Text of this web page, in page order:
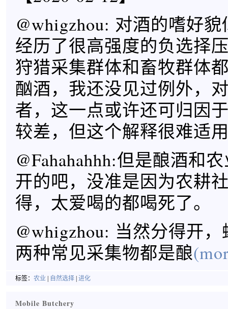
@whigzhou: 对酒的嗜好
经历了很高强度的负选择
狩猎采集群体和畜牧群体
酗酒，我还没见过例外，
者，这一点或许还可归因
较差，但这个解释很难适
@Fahahahhh:但是酿酒和
开的吧，没准是因为农耕
得，太爱喝的都喝死了。
@whigzhou: 当然分得开
两种常见采集物都是酿
标签： 农业 | 自然选择 | 进化
Mobile Butchery